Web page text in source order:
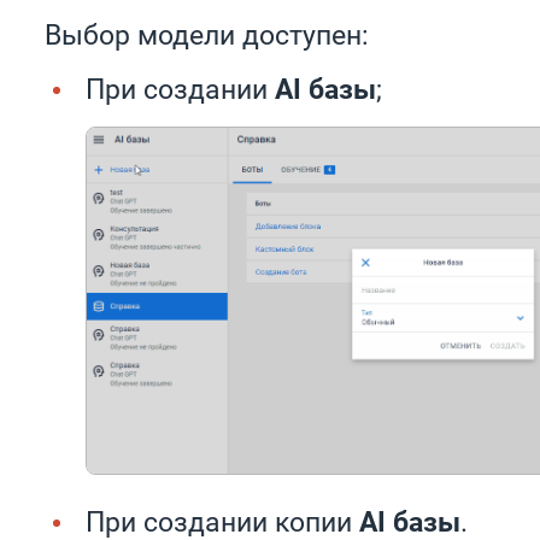
Выбор модели доступен:
При создании AI базы;
При создании копии AI базы.